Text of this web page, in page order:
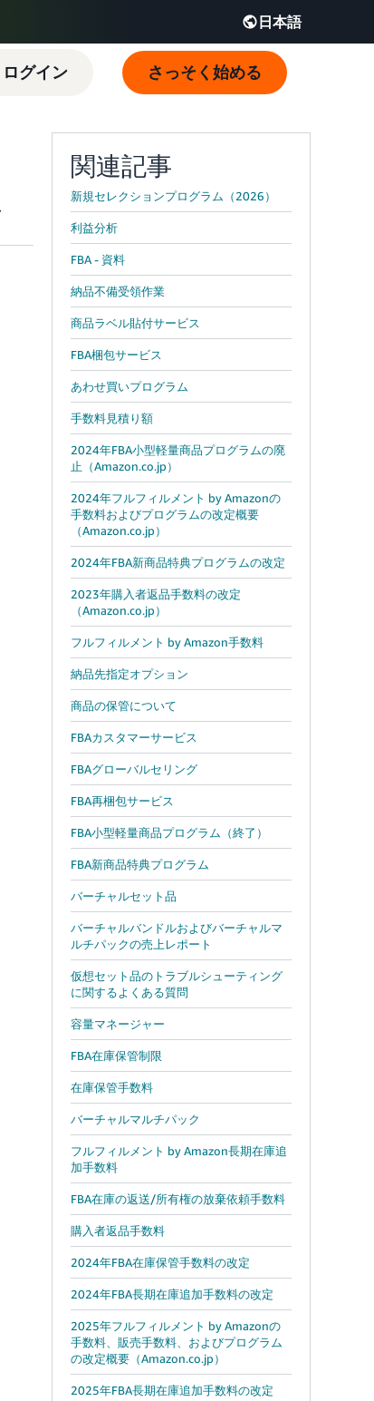
日本語
English - JP
ログイン さっそく始める
関連記事
新規セレクションプログラム（2026）
利益分析
FBA - 資料
納品不備受領作業
商品ラベル貼付サービス
FBA梱包サービス
あわせ買いプログラム
手数料見積り額
2024年FBA小型軽量商品プログラムの廃
止（Amazon.co.jp）
2024年フルフィルメント by Amazonの
手数料およびプログラムの改定概要
（Amazon.co.jp）
2024年FBA新商品特典プログラムの改定
2023年購入者返品手数料の改定
（Amazon.co.jp）
フルフィルメント by Amazon手数料
納品先指定オプション
商品の保管について
FBAカスタマーサービス
FBAグローバルセリング
FBA再梱包サービス
FBA小型軽量商品プログラム（終了）
FBA新商品特典プログラム
バーチャルセット品
バーチャルバンドルおよびバーチャルマ
ルチパックの売上レポート
仮想セット品のトラブルシューティング
に関するよくある質問
容量マネージャー
FBA在庫保管制限
在庫保管手数料
バーチャルマルチパック
フルフィルメント by Amazon長期在庫追
加手数料
FBA在庫の返送/所有権の放棄依頼手数料
購入者返品手数料
2024年FBA在庫保管手数料の改定
2024年FBA長期在庫追加手数料の改定
2025年フルフィルメント by Amazonの
手数料、販売手数料、およびプログラム
の改定概要（Amazon.co.jp）
2025年FBA長期在庫追加手数料の改定